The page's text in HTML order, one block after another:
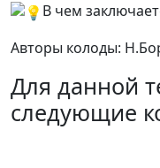
В чем
Авторы колоды:
Для данной
следующие